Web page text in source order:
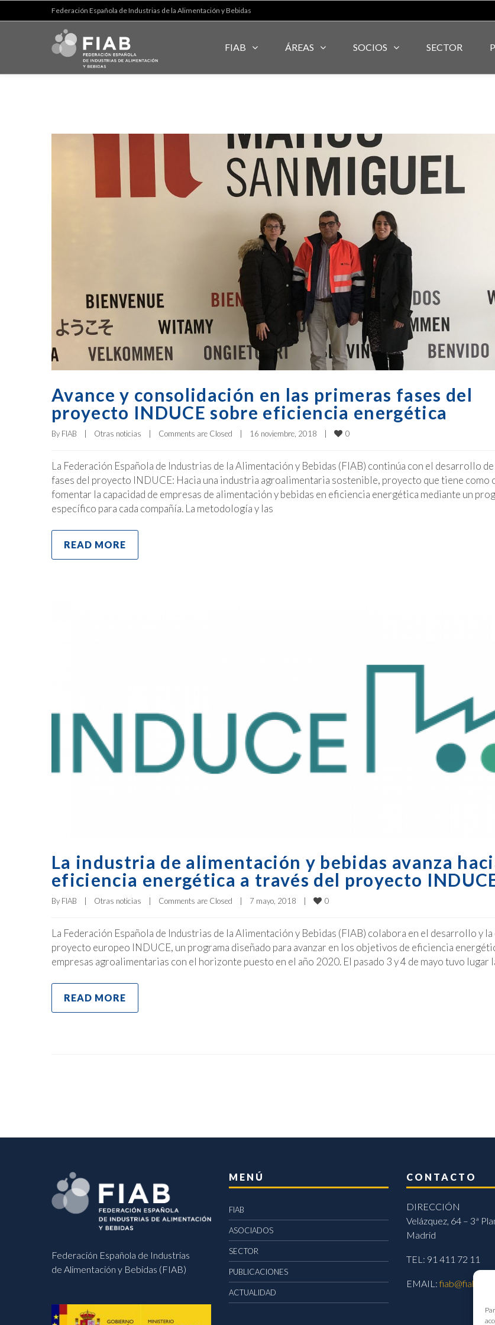
Federación Española de Industrias de la Alimentación y Bebidas
FIAB ÁREAS SOCIOS SECTOR
Avance y consolidación en las primeras fases del
proyecto INDUCE sobre eficiencia energética
By FIAB Otras noticias Comments are Closed 16 noviembre, 2018 0
La Federación Española de Industrias de la Alimentación y Bebidas (FIAB) continúa con el desarrollo
fases del proyecto INDUCE: Hacia una industria agroalimentaria sostenible, proyecto que tiene como
fomentar la capacidad de empresas de alimentación y bebidas en eficiencia energética mediante un
específico para cada compañía. La metodología y las
READ MORE
La industria de alimentación y bebidas avanza
eficiencia energética a través del proyecto
By FIAB Otras noticias Comments are Closed 7 mayo, 2018 0
La Federación Española de Industrias de la Alimentación y Bebidas (FIAB) colabora en el desarrollo y
proyecto europeo INDUCE, un programa diseñado para avanzar en los objetivos de eficiencia
empresas agroalimentarias con el horizonte puesto en el año 2020. El pasado 3 y 4 de mayo tuvo lugar
READ MORE
Federación Española de Industrias
de Alimentación y Bebidas (FIAB)
MENÚ
FIAB
ASOCIADOS
SECTOR
PUBLICACIONES
ACTUALIDAD
CONTACTO
DIRECCIÓN
Velázquez, 64 – 3ª
Madrid
TEL: 91 411 72 11
EMAIL:fiab@fiab.es